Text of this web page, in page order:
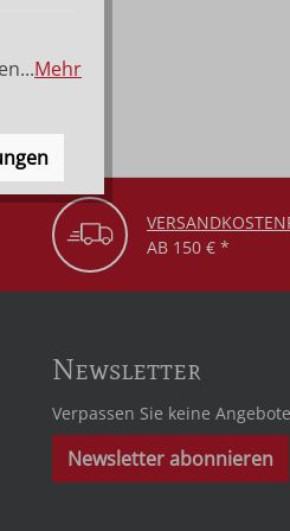
AB 150 € *
Newsletter
Verpassen Sie keine
Newsletter abonnieren
Mehr